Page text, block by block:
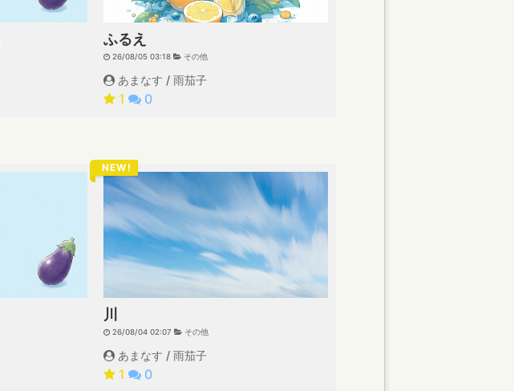
ふるえ
26/08/05 03:18 その他
あまなす / 雨茄子
1 0
NEW!
川
26/08/04 02:07 その他
あまなす / 雨茄子
1 0